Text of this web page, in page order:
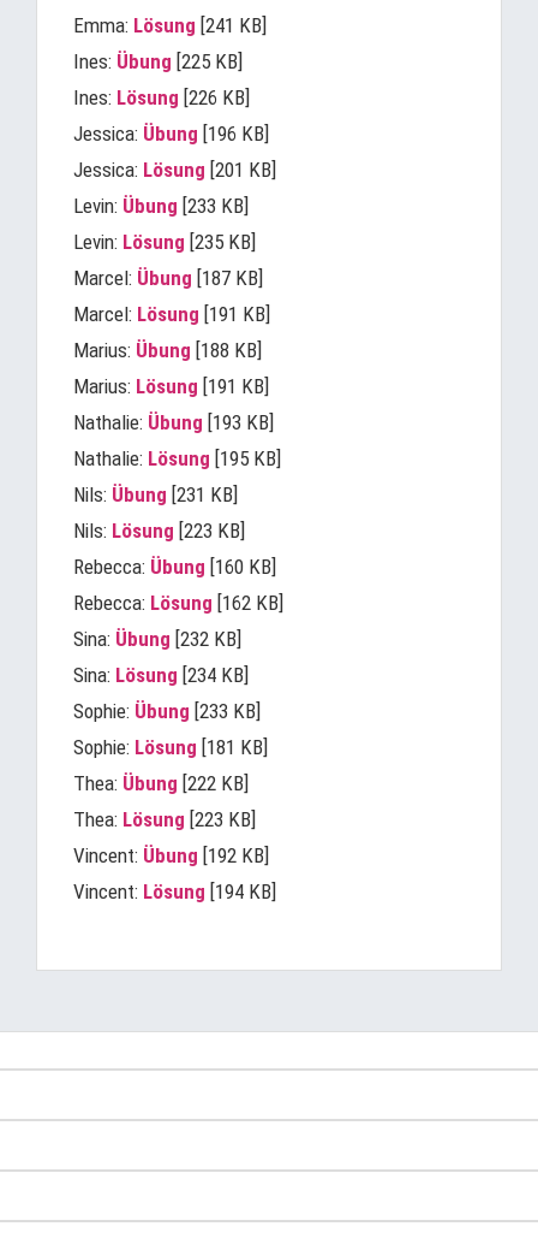
Emma: Lösung [241 KB]
Ines: Übung [225 KB]
Ines: Lösung [226 KB]
Jessica: Übung [196 KB]
Jessica: Lösung [201 KB]
Levin: Übung [233 KB]
Levin: Lösung [235 KB]
Marcel: Übung [187 KB]
Marcel: Lösung [191 KB]
Marius: Übung [188 KB]
Marius: Lösung [191 KB]
Nathalie: Übung [193 KB]
Nathalie: Lösung [195 KB]
Nils: Übung [231 KB]
Nils: Lösung [223 KB]
Rebecca: Übung [160 KB]
Rebecca: Lösung [162 KB]
Sina: Übung [232 KB]
Sina: Lösung [234 KB]
Sophie: Übung [233 KB]
Sophie: Lösung [181 KB]
Thea: Übung [222 KB]
Thea: Lösung [223 KB]
Vincent: Übung [192 KB]
Vincent: Lösung [194 KB]